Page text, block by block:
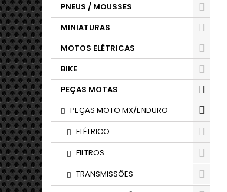
PNEUS / MOUSSES
MINIATURAS
MOTOS ELÉTRICAS
BIKE
PEÇAS MOTAS
PEÇAS MOTO MX/ENDURO
ELÉTRICO
FILTROS
TRANSMISSÕES